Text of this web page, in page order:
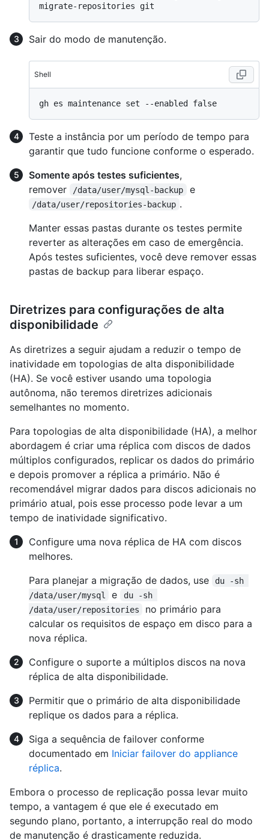
Sair do modo de manutenção.
Shell
Teste a instância por um período de tempo para
garantir que tudo funcione conforme o esperado.
Somente após testes suficientes,
remover
/data/user/mysql-backup e
/data/user/repositories-backup .
Manter essas pastas durante os testes permite
reverter as alterações em caso de emergência.
Após testes suficientes, você deve remover essas
pastas de backup para liberar espaço.
Diretrizes para configurações de alta
disponibilidade
As diretrizes a seguir ajudam a reduzir o tempo de
inatividade em topologias de alta disponibilidade
(HA). Se você estiver usando uma topologia
autônoma, não teremos diretrizes adicionais
semelhantes no momento.
Para topologias de alta disponibilidade (HA), a melhor
abordagem é criar uma réplica com discos de dados
múltiplos configurados, replicar os dados do primário
e depois promover a réplica a primário. Não é
recomendável migrar dados para discos adicionais no
primário atual, pois esse processo pode levar a um
tempo de inatividade significativo.
Configure uma nova réplica de HA com discos
melhores.
Para planejar a migração de dados, use
du -sh
/data/user/mysql
e
du -sh
/data/user/repositories
no primário para
calcular os requisitos de espaço em disco para a
nova réplica.
Configure o suporte a múltiplos discos na nova
réplica de alta disponibilidade.
Permitir que o primário de alta disponibilidade
replique os dados para a réplica.
Siga a sequência de failover conforme
documentado em Iniciar failover do appliance
réplica.
Embora o processo de replicação possa levar muito
tempo, a vantagem é que ele é executado em
segundo plano, portanto, a interrupção real do modo
de manutenção é drasticamente reduzida.